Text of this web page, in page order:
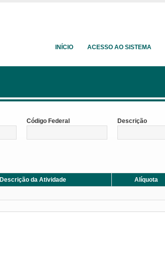
INÍCIO ACESSO AO SISTEMA
Código Federal Descrição
Descrição da Atividade Alíquota